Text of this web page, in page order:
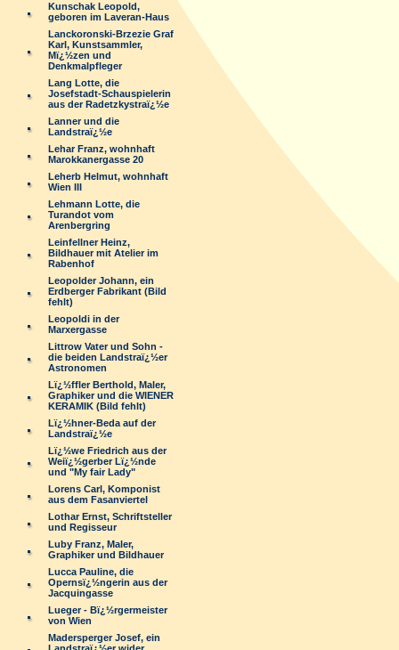
Kunschak Leopold,
geboren im Laveran-Haus
Lanckoronski-Brzezie Graf
Karl, Kunstsammler,
Mï¿½zen und
Denkmalpfleger
Lang Lotte, die
Josefstadt-Schauspielerin
aus der Radetzkystraï¿½e
Lanner und die
Landstraï¿½e
Lehar Franz, wohnhaft
Marokkanergasse 20
Leherb Helmut, wohnhaft
Wien III
Lehmann Lotte, die
Turandot vom
Arenbergring
Leinfellner Heinz,
Bildhauer mit Atelier im
Rabenhof
Leopolder Johann, ein
Erdberger Fabrikant (Bild
fehlt)
Leopoldi in der
Marxergasse
Littrow Vater und Sohn -
die beiden Landstraï¿½er
Astronomen
Lï¿½ffler Berthold, Maler,
Graphiker und die WIENER
KERAMIK (Bild fehlt)
Lï¿½hner-Beda auf der
Landstraï¿½e
Lï¿½we Friedrich aus der
Weiï¿½gerber Lï¿½nde
und "My fair Lady"
Lorens Carl, Komponist
aus dem Fasanviertel
Lothar Ernst, Schriftsteller
und Regisseur
Luby Franz, Maler,
Graphiker und Bildhauer
Lucca Pauline, die
Opernsï¿½ngerin aus der
Jacquingasse
Lueger - Bï¿½rgermeister
von Wien
Madersperger Josef, ein